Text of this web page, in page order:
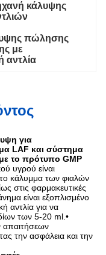
κάλυψης
πώλησης
με
αντλία
για
LAF και σύστημα
το πρότυπο GMP
υγρού είναι
το κάλυμμα των φιαλών
στις φαρμακευτικές
είναι εξοπλισμένο
αντλία για να
των 5-20 ml.•
απαιτήσεων
την ασφάλεια και την